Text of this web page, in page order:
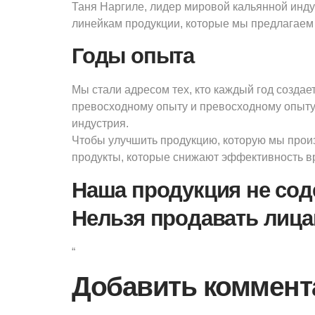
Таня Наргиле, лидер мировой кальянной
линейкам продукции, которые мы
Годы опыта
Мы стали адресом тех, кто каждый год
превосходному опыту и превосходному
индустрия.
Чтобы улучшить продукцию, которую мы
продукты, которые снижают эффективность
Наша продукция не
Нельзя продавать
“
Добавить